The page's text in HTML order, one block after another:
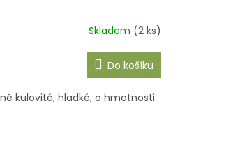
Skladem (2 ks)
Do košíku
kulovité, hladké, o hmotnosti